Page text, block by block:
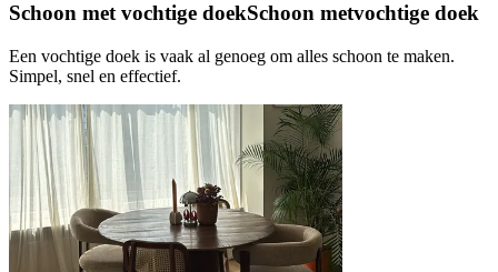
Schoon met vochtige doekSchoon metvochtige doek
Een vochtige doek is vaak al genoeg om alles schoon te maken.
Simpel, snel en effectief.